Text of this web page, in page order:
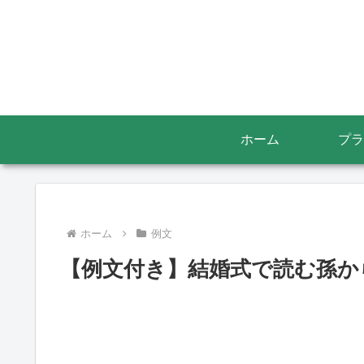
ホーム プ
ホーム 例文
【例文付き】結婚式で読む孫